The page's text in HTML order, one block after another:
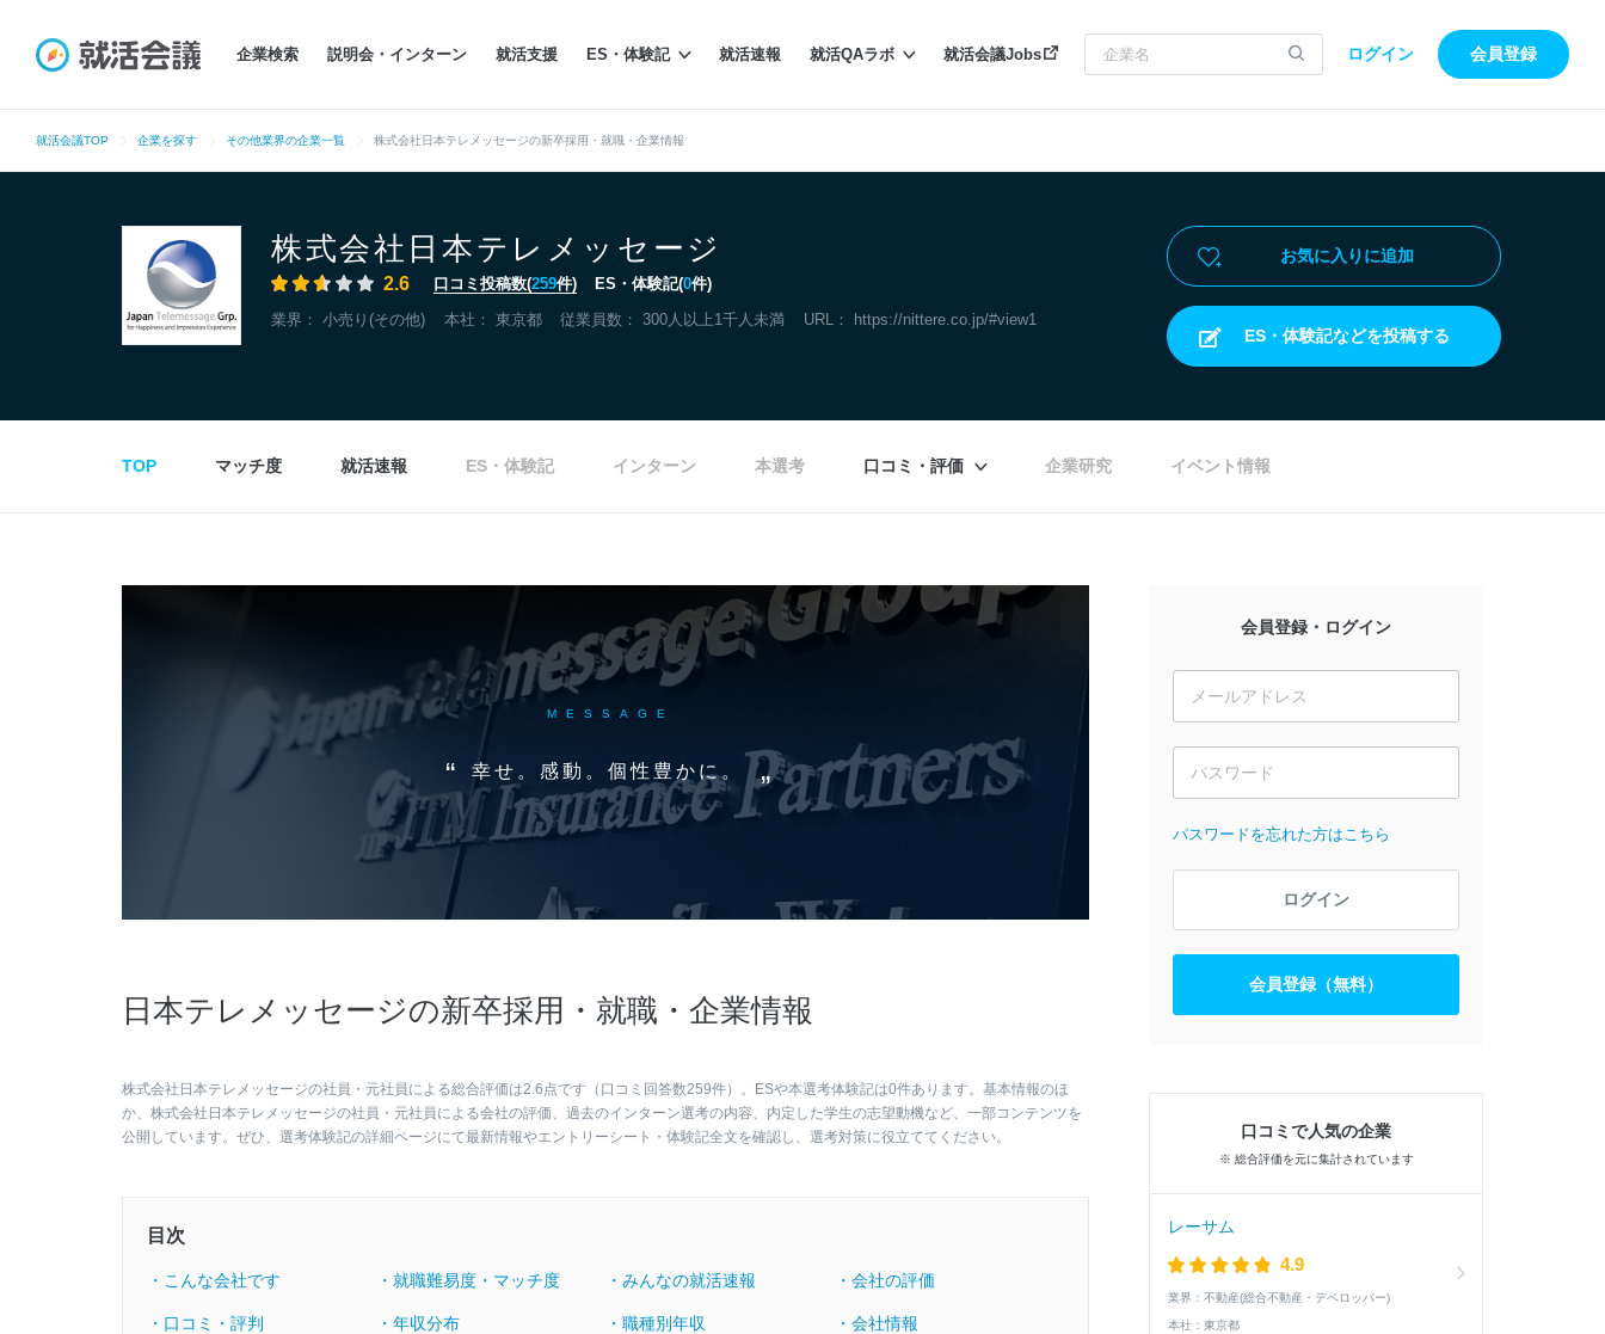
企業検索 説明会・インターン 就活支援 ES・体験記 就活速報 就活QAラボ 就活会議Jobs ログイン 会員登録
就活会議TOP 企業を探す その他業界の企業一覧 株式会社日本テレメッセージの新卒採用・就職・企業情報
株式会社日本テレメッセージ
2.6 口コミ投稿数(259件) ES・体験記(0件)
業界： 小売り(その他) 本社： 東京都 従業員数： 300人以上1千人未満 URL： https://nittere.co.jp/#view1
お気に入りに追加
ES・体験記などを投稿する
TOP マッチ度 就活速報 ES・体験記 インターン 本選考 口コミ・評価 企業研究 イベント情報
MESSAGE
幸せ。感動。個性豊かに。
日本テレメッセージの新卒採用・就職・企業情報
株式会社日本テレメッセージの社員・元社員による総合評価は2.6点です（口コミ回答数259件）。ESや本選考体験記は0件あります。基本情報のほ
か、株式会社日本テレメッセージの社員・元社員による会社の評価、過去のインターン選考の内容、内定した学生の志望動機など、一部コンテンツを
公開しています。ぜひ、選考体験記の詳細ページにて最新情報やエントリーシート・体験記全文を確認し、選考対策に役立ててください。
目次
・こんな会社です ・就職難易度・マッチ度 ・みんなの就活速報 ・会社の評価
・口コミ・評判 ・年収分布 ・職種別年収 ・会社情報
会員登録・ログイン
パスワードを忘れた方はこちら
ログイン
会員登録（無料）
口コミで人気の企業
※ 総合評価を元に集計されています
レーサム
4.9
業界： 不動産(総合不動産・デベロッパー)
本社： 東京都